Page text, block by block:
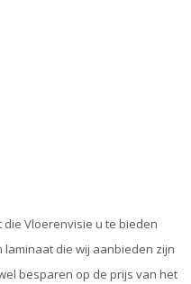
Vloerenvisie u te bieden
die wij aanbieden zijn
besparen op de prijs van het